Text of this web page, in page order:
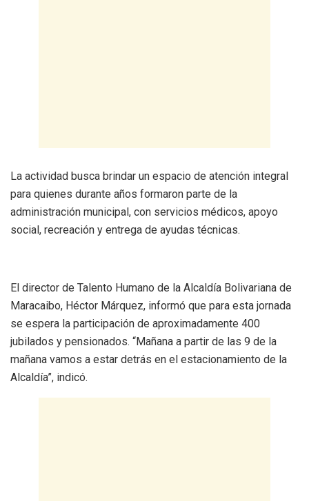
La actividad busca brindar un espacio de atención integral
para quienes durante años formaron parte de la
administración municipal, con servicios médicos, apoyo
social, recreación y entrega de ayudas técnicas.
El director de Talento Humano de la Alcaldía Bolivariana de
Maracaibo, Héctor Márquez, informó que para esta jornada
se espera la participación de aproximadamente 400
jubilados y pensionados. “Mañana a partir de las 9 de la
mañana vamos a estar detrás en el estacionamiento de la
Alcaldía”, indicó.